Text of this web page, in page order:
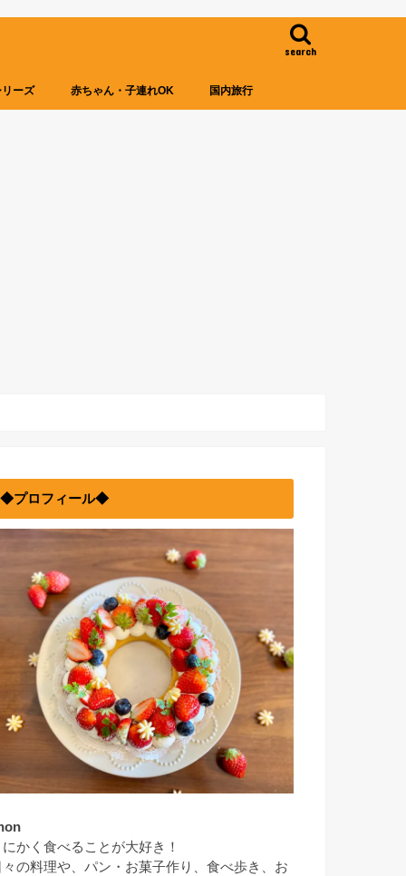
search
ーズ 赤ちゃん・子連れOK 国内旅行
◆プロフィール◆
にかく食べることが大好き！
々の料理や、パン・お菓子作り、食べ歩き、お